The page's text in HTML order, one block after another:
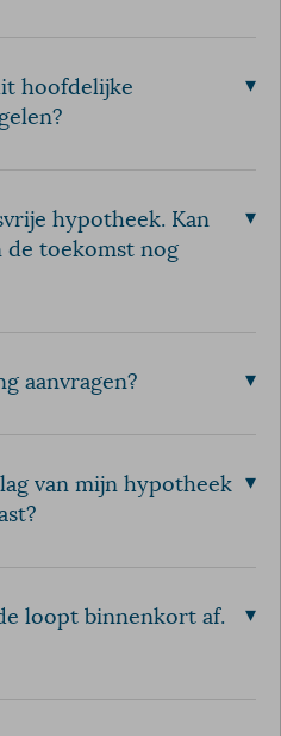
hoofdelijke
▾
hypotheek. Kan
toekomst nog
▾
aanvragen? ▾
van mijn hypotheek
▾
loopt binnenkort af.
▾